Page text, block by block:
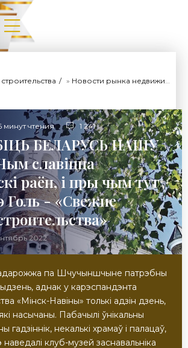
» Новости рынка недвижимости
минут чтения 1 241
БЕЛАРУСЬ НАШУ
славіцца
раён, і пры чым тут
Голь - «Свежие
2022
па Шчучыншчыне патрэбны
аднак у карэспандэнта
«Мiнск-Навiны» толькi адзiн дзень,
насычаны. Пабачылi ўнікальны
гадзіннік, некалькi храмаў i палацаў,
наведалi клуб-музей заснавальнiка